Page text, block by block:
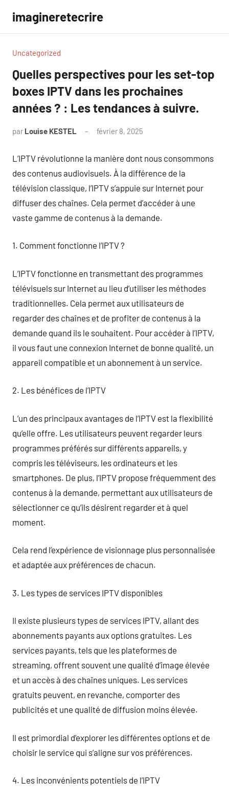
contenu
imagineretecrire
Uncategorized
Quelles perspectives pour les set-top
boxes IPTV dans les prochaines
années ? : Les tendances à suivre.
par Louise KESTEL février 8, 2025
L’IPTV révolutionne la manière dont nous consommons
des contenus audiovisuels. À la différence de la
télévision classique, l’IPTV s’appuie sur Internet pour
diffuser des chaînes. Cela permet d’accéder à une
vaste gamme de contenus à la demande.
1. Comment fonctionne l’IPTV ?
L’IPTV fonctionne en transmettant des programmes
télévisuels sur Internet au lieu d’utiliser les méthodes
traditionnelles. Cela permet aux utilisateurs de
regarder des chaînes et de profiter de contenus à la
demande quand ils le souhaitent. Pour accéder à l’IPTV,
il vous faut une connexion Internet de bonne qualité, un
appareil compatible et un abonnement à un service.
2. Les bénéfices de l’IPTV
L’un des principaux avantages de l’IPTV est la flexibilité
qu’elle offre. Les utilisateurs peuvent regarder leurs
programmes préférés sur différents appareils, y
compris les téléviseurs, les ordinateurs et les
smartphones. De plus, l’IPTV propose fréquemment des
contenus à la demande, permettant aux utilisateurs de
sélectionner ce qu’ils désirent regarder et à quel
moment.
Cela rend l’expérience de visionnage plus personnalisée
et adaptée aux préférences de chacun.
3. Les types de services IPTV disponibles
Il existe plusieurs types de services IPTV, allant des
abonnements payants aux options gratuites. Les
services payants, tels que les plateformes de
streaming, offrent souvent une qualité d’image élevée
et un accès à des chaînes uniques. Les services
gratuits peuvent, en revanche, comporter des
publicités et une qualité de diffusion moins élevée.
Il est primordial d’explorer les différentes options et de
choisir le service qui s’aligne sur vos préférences.
4. Les inconvénients potentiels de l’IPTV